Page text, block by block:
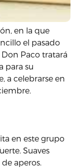
en la que
el pasado
Paco tratará
para su
a celebrarse en
en este grupo
Suaves
aperos.